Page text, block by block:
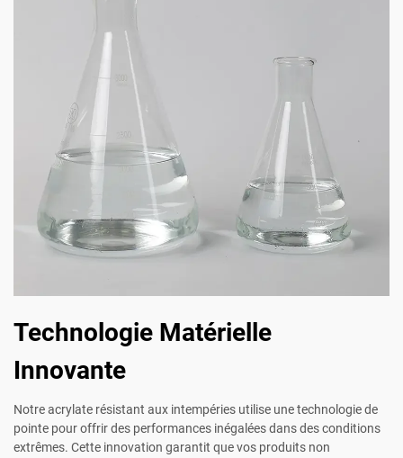
Technologie Matérielle
Innovante
Notre acrylate résistant aux intempéries utilise une technologie de
pointe pour offrir des performances inégalées dans des conditions
extrêmes. Cette innovation garantit que vos produits non